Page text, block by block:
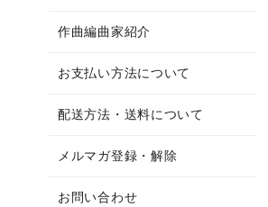
作曲編曲家紹介
お支払い方法について
配送方法・送料について
メルマガ登録・解除
お問い合わせ